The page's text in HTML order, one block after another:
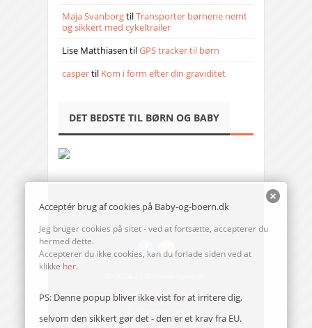
Maja SvanborgtilTransporter børnene nemt
og sikkert med cykeltrailer
Lise Matthiasen tilGPS tracker til børn
caspertil Kom i form efter din graviditet
DET BEDSTE TIL BØRN OG BABY
Send en mail til redaktionen
Acceptér brug af cookies på Baby-og-boern.dk
Jeg bruger cookies på sitet - ved at fortsætte, accepterer du
hermed dette.
Accepterer du ikke cookies, kan du forlade siden ved at
klikke her.
PS: Denne popup bliver ikke vist for at irritere dig,
selvom den sikkert gør det - den er et krav fra EU.